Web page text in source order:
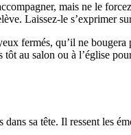
mais ne le
Laissez-le s’exprimer
fermés, qu’il ne
au salon ou à l’église
sa tête. Il ressent les